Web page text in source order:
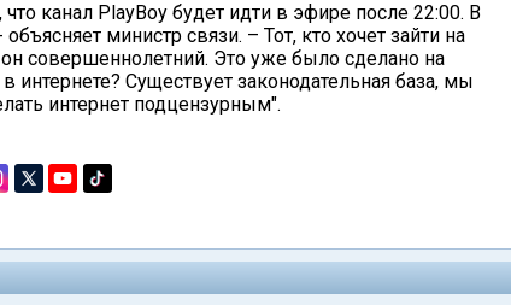
канал PlayBoy будет идти в эфире после 22:00. В
министр связи. – Тот, кто хочет зайти на
совершеннолетний. Это уже было сделано на
интернете? Существует законодательная база, мы
интернет подцензурным".